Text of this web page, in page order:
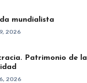
mundialista
2026
Patrimonio de la
2026